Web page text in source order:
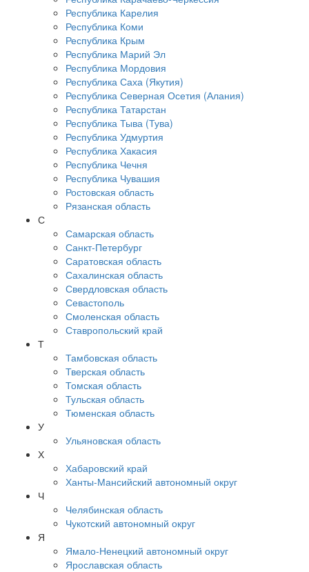
Республика Карелия
Республика Коми
Республика Крым
Республика Марий Эл
Республика Мордовия
Республика Саха (Якутия)
Республика Северная Осетия (Алания)
Республика Татарстан
Республика Тыва (Тува)
Республика Удмуртия
Республика Хакасия
Республика Чечня
Республика Чувашия
Ростовская область
Рязанская область
С
Самарская область
Санкт-Петербург
Саратовская область
Сахалинская область
Свердловская область
Севастополь
Смоленская область
Ставропольский край
Т
Тамбовская область
Тверская область
Томская область
Тульская область
Тюменская область
У
Ульяновская область
Х
Хабаровский край
Ханты-Мансийский автономный округ
Ч
Челябинская область
Чукотский автономный округ
Я
Ямало-Ненецкий автономный округ
Ярославская область